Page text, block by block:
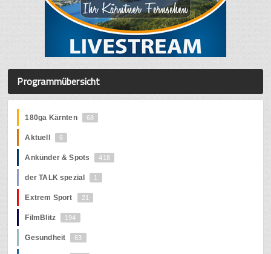
Programmübersicht
180ga Kärnten 68
Aktuell 6
Ankünder & Spots 418
der TALK spezial 1
Extrem Sport 21
FilmBlitz 194
Gesundheit 63